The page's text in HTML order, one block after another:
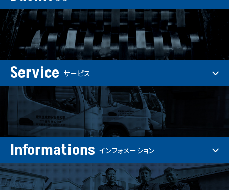
Service サービス
Informations インフォメーション